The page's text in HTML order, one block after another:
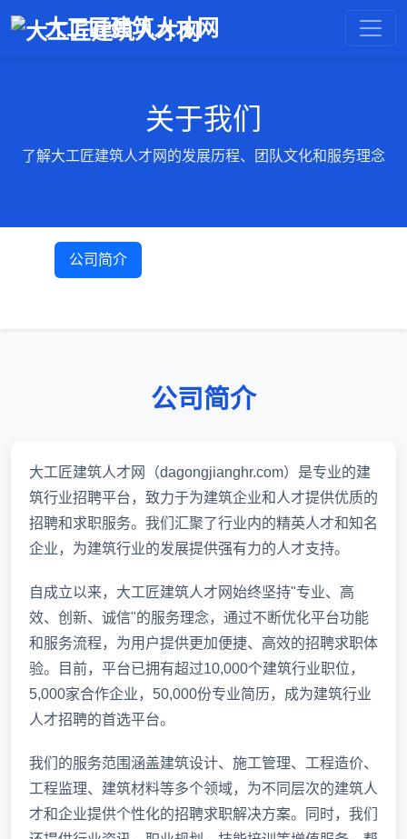
大工匠建筑人才网
关于我们
了解大工匠建筑人才网的发展历程、团队文化和服务理念
公司简介
公司简介
大工匠建筑人才网（dagongjianghr.com）是专业的建
筑行业招聘平台，致力于为建筑企业和人才提供优质的
招聘和求职服务。我们汇聚了行业内的精英人才和知名
企业，为建筑行业的发展提供强有力的人才支持。
自成立以来，大工匠建筑人才网始终坚持"专业、高
效、创新、诚信"的服务理念，通过不断优化平台功能
和服务流程，为用户提供更加便捷、高效的招聘求职体
验。目前，平台已拥有超过10,000个建筑行业职位，
5,000家合作企业，50,000份专业简历，成为建筑行业
人才招聘的首选平台。
我们的服务范围涵盖建筑设计、施工管理、工程造价、
工程监理、建筑材料等多个领域，为不同层次的建筑人
才和企业提供个性化的招聘求职解决方案。同时，我们